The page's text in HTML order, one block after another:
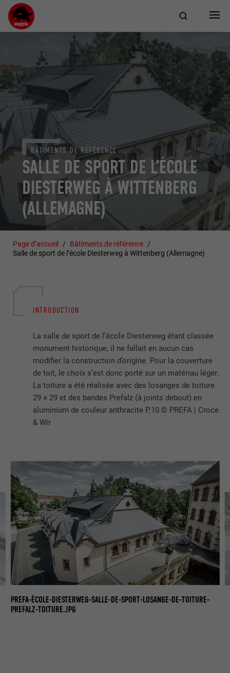
SALLE DE SPORT DE L’ÉCOLE
DIESTERWEG À WITTENBERG
(ALLEMAGNE)
BÂTIMENTS DE RÉFÉRENCE
Page d’accueil
Bâtiments de référence
Salle de sport de l’école Diesterweg à Wittenberg (Allemagne)
INTRODUCTION
La salle de sport de l’école Diesterweg étant classée
monument historique, il ne fallait en aucun cas
modifier la construction d’origine. Pour la couverture
de toit, le choix s’est donc porté sur un matériau léger.
La toiture a été réalisée avec des losanges de toiture
29 × 29 et des bandes Prefalz (à joints debout) en
aluminium de couleur anthracite P.10.© PREFA | Croce
& Wir
PREFA-ÉCOLE-DIESTERWEG-SALLE-DE-SPORT-LOSANGE-DE-TOITURE-
PREFALZ-TOITURE.JPG